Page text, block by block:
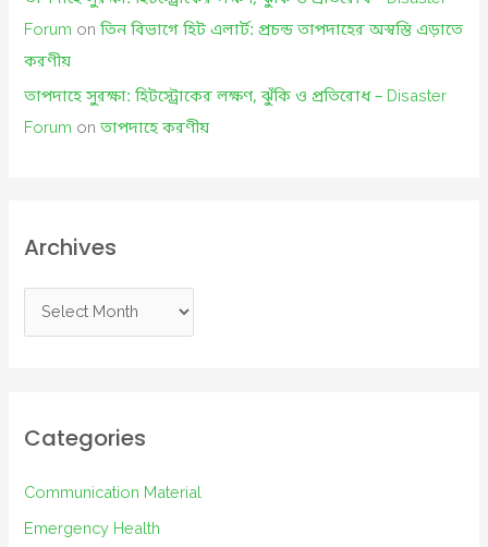
Forum onতিন বিভাগে হিট এলার্ট: প্রচন্ড তাপদাহের অস্বস্তি এড়াতে
করণীয়
তাপদাহে সুরক্ষা: হিটস্ট্রোকের লক্ষণ, ঝুঁকি ও প্রতিরোধ – Disaster
Forum onতাপদাহে করণীয়
Archives
r
i
e
s
Categories
Communication Material
Emergency Health